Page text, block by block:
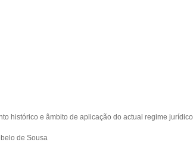
histórico e âmbito de aplicação do actual regime jurídico
de Sousa